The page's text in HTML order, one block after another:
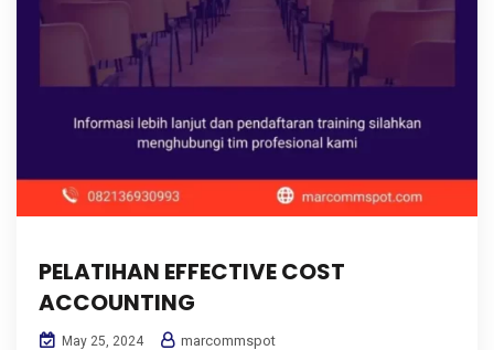
PELATIHAN EFFECTIVE COST
ACCOUNTING
May 25, 2024
marcommspot